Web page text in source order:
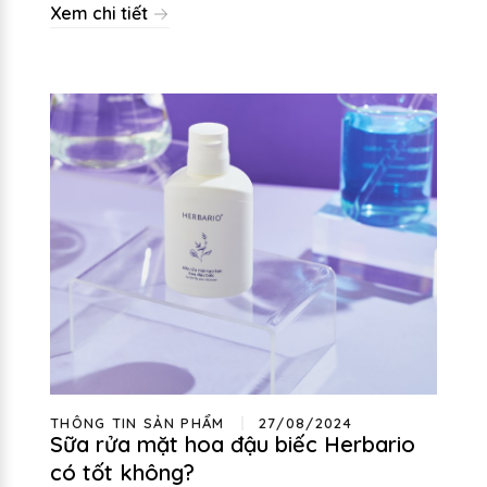
Xem chi tiết
THÔNG TIN SẢN PHẨM 27/08/2024
Sữa rửa mặt hoa đậu biếc Herbario
có tốt không?